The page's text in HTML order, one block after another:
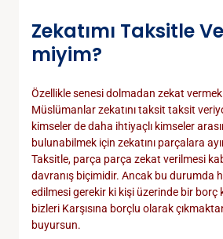
Zekatımı Taksitle
miyim?
Özellikle senesi dolmadan zekat
Müslümanlar zekatını taksit taksit
kimseler de daha ihtiyaçlı kimseler
bulunabilmek için zekatını parçalara
Taksitle, parça parça zekat verilmesi
davranış biçimidir. Ancak bu durumda
edilmesi gerekir ki kişi üzerinde bir borç
bizleri Karşısına borçlu olarak
buyursun.